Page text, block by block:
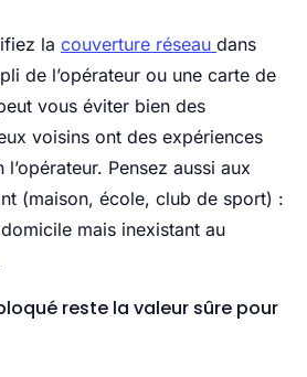
la couverture réseau dans
de l’opérateur ou une carte de
vous éviter bien des
voisins ont des expériences
Pensez aussi aux
(maison, école, club de sport) :
mais inexistant au
reste la valeur sûre pour